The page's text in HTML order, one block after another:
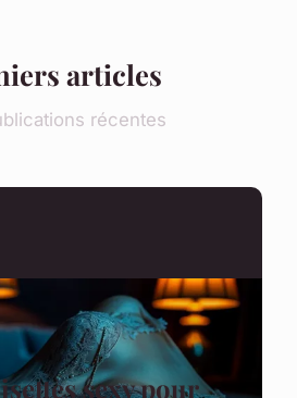
articles
récentes
sexy pour